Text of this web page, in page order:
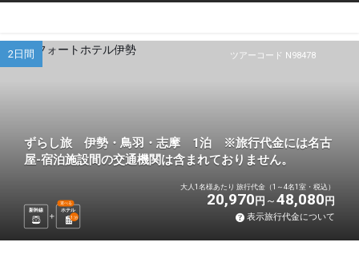
ツアーコード N98478
2日間
ずらし旅 伊勢・鳥羽・志摩 1泊 ※旅行代金には名古
屋-宿泊施設間の交通機関は含まれておりません。
新幹線 ホテル
選べる
1 泊
大人1名様あたり 旅行代金（1～4名1室・税込）
20,970 円 48,080 円
表示旅行代金について